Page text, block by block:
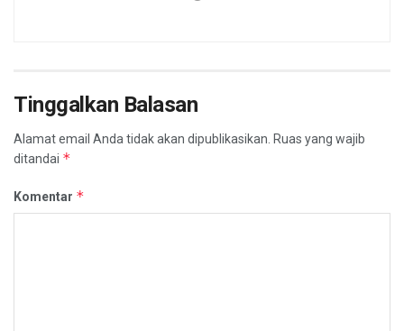
Tinggalkan Balasan
Alamat email Anda tidak akan dipublikasikan. Ruas yang wajib
ditandai *
Komentar *